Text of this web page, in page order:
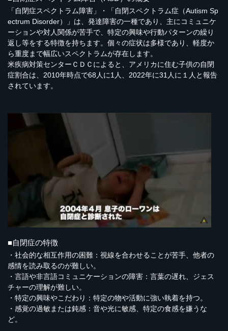
「自閉症スペクトラム障害」・「自閉スペクトラム症（Autism Sp
ectrum Disorder）」は、発達障害の一種であり、主にコミュニケ
ーションや対人関係が苦手で、特定の興味や行動パターンの繰り
返し等をする特徴を持ちます。個々の症状は多様であり、軽度か
ら重度まで幅広いスペクトラムが存在します。
米疾病対策センターＣＤＣによると、アメリカに住む子供の自閉
症割合は、2010年時点で68人に1人、2022年に31人に１人と報告
されています。
■自閉症の特徴
・社会的な相互作用の困難：視線を合わせることが苦手、他者の
感情を読み取るのが難しい。
・言語や非言語コミュニケーションの障害：言葉の遅れ、ジェス
チャーの理解が難しい。
・特定の興味やこだわり：特定の物や活動に強い執着を持つ。
・感覚の過敏または鈍感：音や光に敏感、特定の食感を嫌うな
ど。